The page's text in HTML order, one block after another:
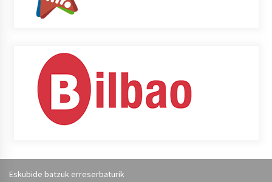
Eskubide batzuk erreserbaturik